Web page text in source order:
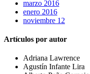
marzo 2016
enero 2016
noviembre 12
Artículos por autor
Adriana Lawrence
Agustín Infante Lira